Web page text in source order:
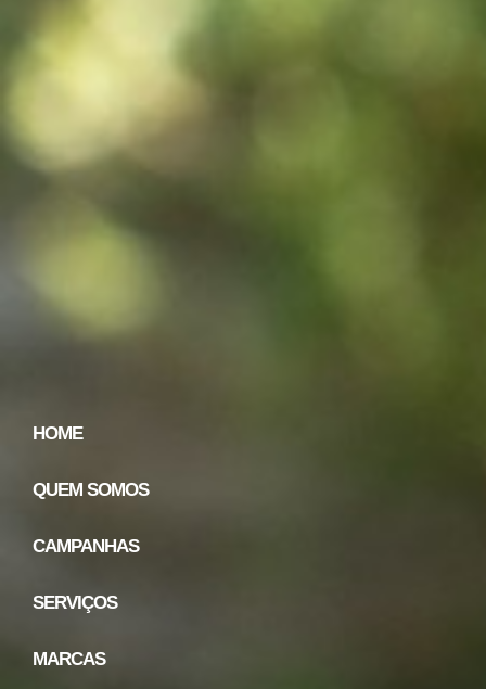
HOME
QUEM SOMOS
CAMPANHAS
SERVIÇOS
MARCAS